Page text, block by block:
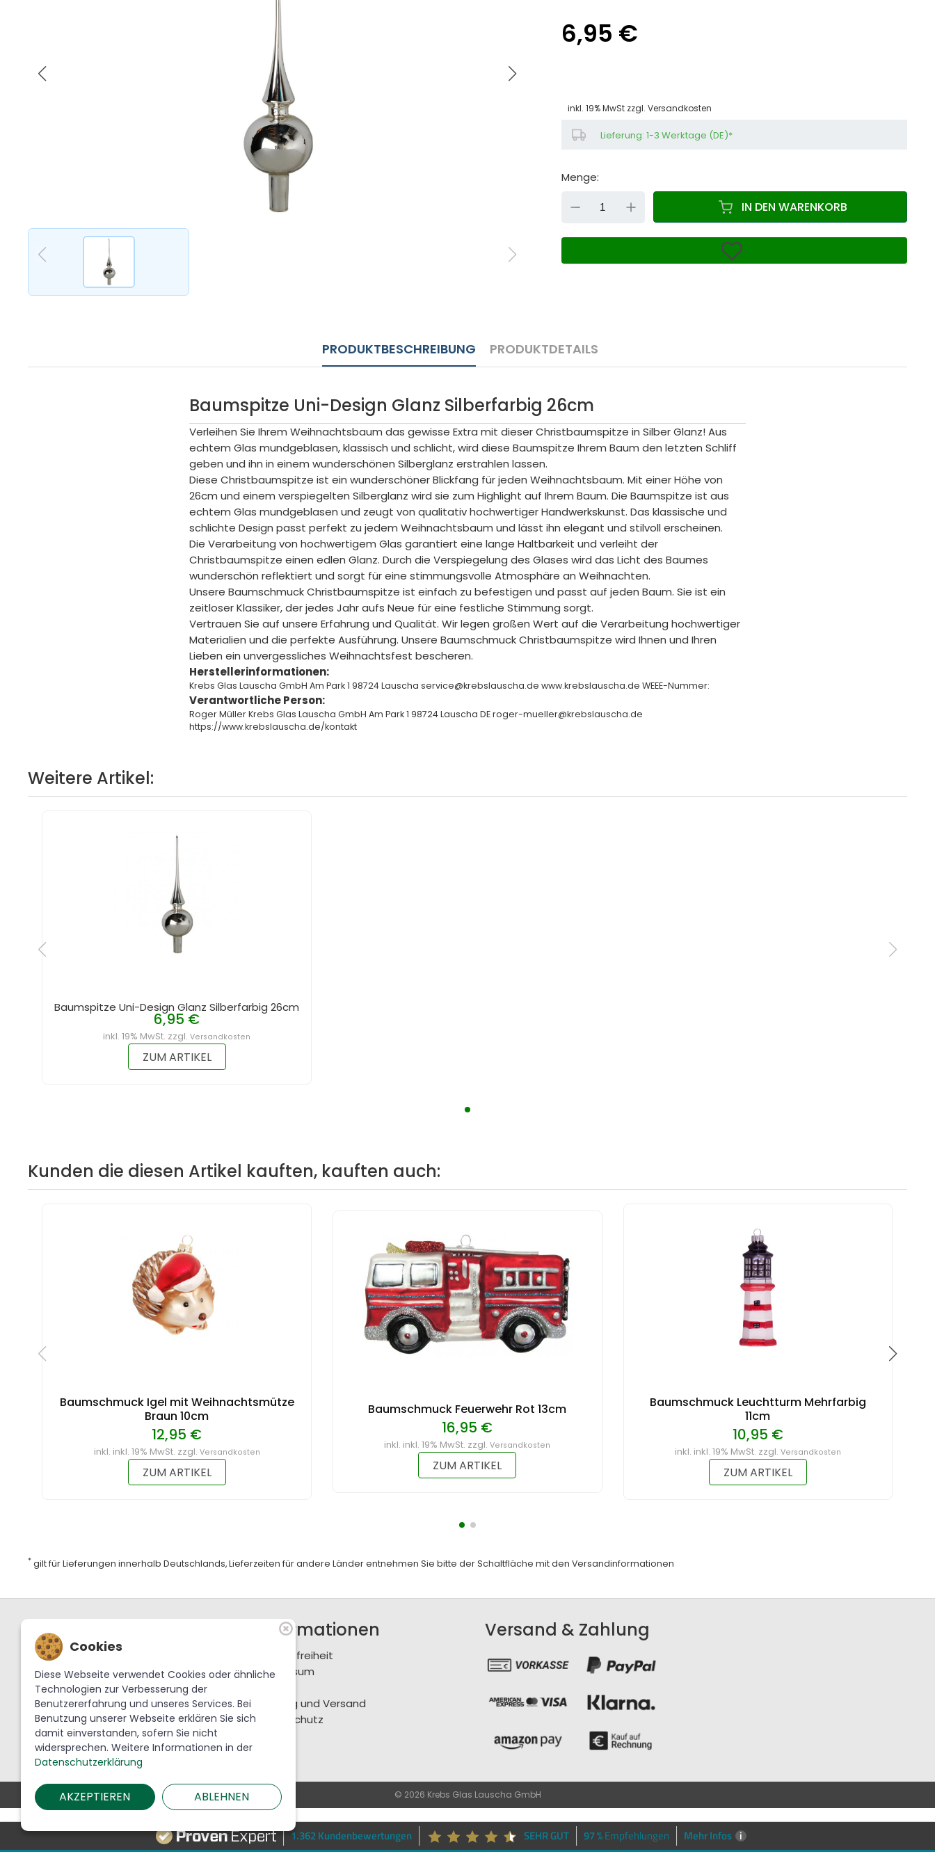
6,95 €
inkl. 19% MwSt zzgl. Versandkosten
Lieferung: 1-3 Werktage (DE)*
Menge:
DOWN IN DEN WARENKORB
PRODUKTBESCHREIBUNG PRODUKTDETAILS
Baumspitze Uni-Design Glanz Silberfarbig 26cm
Verleihen Sie Ihrem Weihnachtsbaum das gewisse Extra mit dieser Christbaumspitze in Silber Glanz! Aus
echtem Glas mundgeblasen, klassisch und schlicht, wird diese Baumspitze Ihrem Baum den letzten Schliff
geben und ihn in einem wunderschönen Silberglanz erstrahlen lassen.
Diese Christbaumspitze ist ein wunderschöner Blickfang für jeden Weihnachtsbaum. Mit einer Höhe von
26cm und einem verspiegelten Silberglanz wird sie zum Highlight auf Ihrem Baum. Die Baumspitze ist aus
echtem Glas mundgeblasen und zeugt von qualitativ hochwertiger Handwerkskunst. Das klassische und
schlichte Design passt perfekt zu jedem Weihnachtsbaum und lässt ihn elegant und stilvoll erscheinen.
Die Verarbeitung von hochwertigem Glas garantiert eine lange Haltbarkeit und verleiht der
Christbaumspitze einen edlen Glanz. Durch die Verspiegelung des Glases wird das Licht des Baumes
wunderschön reflektiert und sorgt für eine stimmungsvolle Atmosphäre an Weihnachten.
Unsere Baumschmuck Christbaumspitze ist einfach zu befestigen und passt auf jeden Baum. Sie ist ein
zeitloser Klassiker, der jedes Jahr aufs Neue für eine festliche Stimmung sorgt.
Vertrauen Sie auf unsere Erfahrung und Qualität. Wir legen großen Wert auf die Verarbeitung hochwertiger
Materialien und die perfekte Ausführung. Unsere Baumschmuck Christbaumspitze wird Ihnen und Ihren
Lieben ein unvergessliches Weihnachtsfest bescheren.
Herstellerinformationen:
Krebs Glas Lauscha GmbH Am Park 1 98724 Lauscha service@krebslauscha.de www.krebslauscha.de WEEE-Nummer:
Verantwortliche Person:
Roger Müller Krebs Glas Lauscha GmbH Am Park 1 98724 Lauscha DE roger-mueller@krebslauscha.de
https://www.krebslauscha.de/kontakt
Weitere Artikel:
Baumspitze Uni-Design Glanz Silberfarbig 26cm
6,95 €
inkl. 19% MwSt. zzgl.Versandkosten
ZUM ARTIKEL
Kunden die diesen Artikel kauften, kauften auch:
Baumschmuck Igel mit Weihnachtsmütze
Braun 10cm
12,95 €
inkl. inkl. 19% MwSt. zzgl. Versandkosten
ZUM ARTIKEL
Baumschmuck Feuerwehr Rot 13cm
16,95 €
inkl. inkl. 19% MwSt. zzgl.Versandkosten
ZUM ARTIKEL
Baumschmuck Leuchtturm Mehrfarbig
11cm
10,95 €
inkl. inkl. 19% MwSt. zzgl. Versandkosten
ZUM ARTIKEL
* gilt für Lieferungen innerhalb Deutschlands, Lieferzeiten für andere Länder entnehmen Sie bitte der Schaltfläche mit denVersandinformationen
Support / Hotline
+49 36702 288-0
service@krebslauscha.de
Krebs Glas Lauscha GmbH
Am Park 1
98724 Lauscha
Informationen
Barrierefreiheit
Impressum
Zahlung und Versand
Datenschutz
Versand & Zahlung
© 2026 Krebs Glas Lauscha GmbH
1.362 Kundenbewertungen SEHR GUT 97 %Empfehlungen Mehr Infos i
Cookies
Diese Webseite verwendet Cookies oder ähnliche
Technologien zur Verbesserung der
Benutzererfahrung und unseres Services. Bei
Benutzung unserer Webseite erklären Sie sich
damit einverstanden, sofern Sie nicht
widersprechen. Weitere Informationen in der
Datenschutzerklärung
AKZEPTIEREN ABLEHNEN